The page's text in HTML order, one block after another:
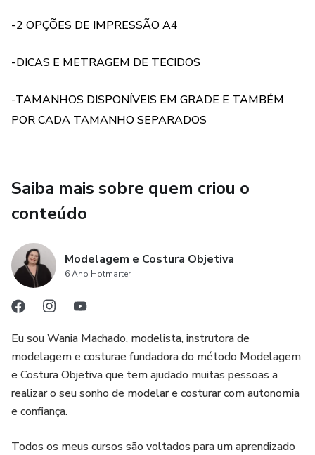
DE IMPRESSÃO QUE VEM DESCRITO NO MOLDE.
-2 OPÇÕES DE IMPRESSÃO A4
-DICAS E METRAGEM DE TECIDOS
-TAMANHOS DISPONÍVEIS EM GRADE E TAMBÉM
POR CADA TAMANHO SEPARADOS
Saiba mais sobre quem criou o
conteúdo
Modelagem e Costura Objetiva
6 Ano Hotmarter
Eu sou Wania Machado, modelista, instrutora de
modelagem e costurae fundadora do método Modelagem
e Costura Objetiva que tem ajudado muitas pessoas a
realizar o seu sonho de modelar e costurar com autonomia
e confiança.
Todos os meus cursos são voltados para um aprendizado